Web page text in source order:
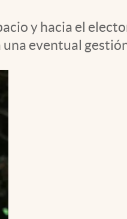
y hacia el
eventual